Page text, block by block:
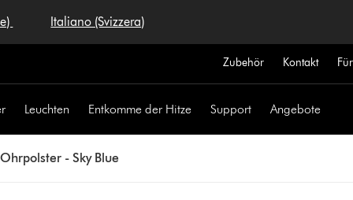
Italiano (Svizzera)
Zubehör Kontakt
Leuchten Entkomme der Hitze Support Angebote
- Sky Blue